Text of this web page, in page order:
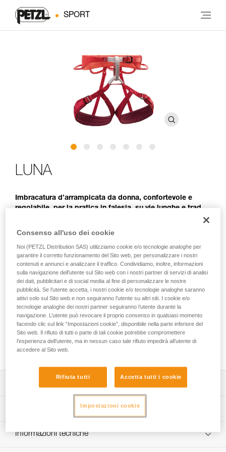
SPORT
LUNA
Imbracatura d’arrampicata da donna, confortevole e
regolabile, per la pratica in falesia, su vie lunghe e trad.
in falesia, su vie lunghe e trad. Grazie ai cosciali regolabili, si
adatta a tutte le arrampicatrici. La sua struttura, sottile e
senza bordi, la rende confortevole in sospensione e in
azione. Con i suoi cinque portamateriali, organizzate e
tenete tutta l’attrezzatura a portata di mano.
Avete bisogno d'aiuto per trovare l'imbragatura che fa per
voi?
TROVARE L'IMBRAGATURA GIUSTA
Imbracatura da donna confortevole e regolabile:
- forma della cintura, distanza cosciali-cintura e rapporto
- cintura e cosciali sottili e senza bordi per un
Specifiche tecniche
Informazioni tecniche
Consenso all'uso dei cookie
Noi (PETZL Distribution SAS) utilizziamo cookie e/o tecnologie analoghe per
garantire il corretto funzionamento del Sito web, per personalizzare i nostri
contenuti e annunci e analizzare il traffico. Condividiamo, inoltre, informazioni
sulla navigazione dell’utente sul Sito web con i nostri partner di servizi di analisi
dei dati, pubblicitari e di social media al fine di personalizzare le nostre
pubblicità. Se l’utente accetta, i nostri cookie e/o tecnologie analoghe saranno
attivi solo sul Sito web e non seguiranno l’utente su altri siti. I cookie e/o
tecnologie analoghe dei nostri partner seguiranno l’utente durante la
navigazione. L’utente può revocare il proprio consenso in qualsiasi momento
facendo clic sul link “Impostazioni cookie”, disponibile nella parte inferiore del
Sito web. Il rifiuto di tutti o parte di tali cookie potrebbe compromettere
l’esperienza dell’utente, ma in nessun caso tale rifiuto impedirà all’utente di
accedere al Sito web.
Rifiuta tutti Accetta tutti i cookie
Impostazioni cookie